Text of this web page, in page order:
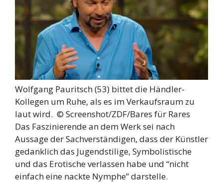
Wolfgang Pauritsch (53) bittet die Händler-
Kollegen um Ruhe, als es im Verkaufsraum zu
laut wird. © Screenshot/ZDF/Bares für Rares
Das Faszinierende an dem Werk sei nach
Aussage der Sachverständigen, dass der Künstler
gedanklich das Jugendstilige, Symbolistische
und das Erotische verlassen habe und “nicht
einfach eine nackte Nymphe” darstelle.